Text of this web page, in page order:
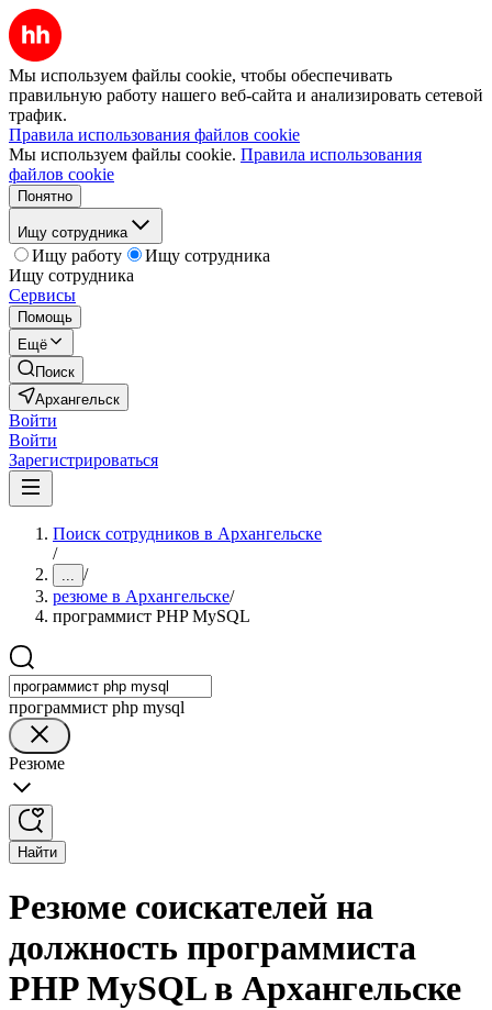
Мы используем файлы cookie, чтобы обеспечивать
правильную работу нашего веб-сайта и анализировать сетевой
трафик.
Правила использования файлов cookie
Мы используем файлы cookie. Правила использования
файлов cookie
Понятно
Ищу сотрудника
Ищу работу
Ищу сотрудника
Ищу сотрудника
Сервисы
Помощь
Ещё
Поиск
Архангельск
Войти
Войти
Зарегистрироваться
Поиск сотрудников в Архангельске
/
... /
резюме в Архангельске/
программист PHP MySQL
программист php mysql
Резюме
Найти
Резюме соискателей на
должность программиста
PHP MySQL в Архангельске